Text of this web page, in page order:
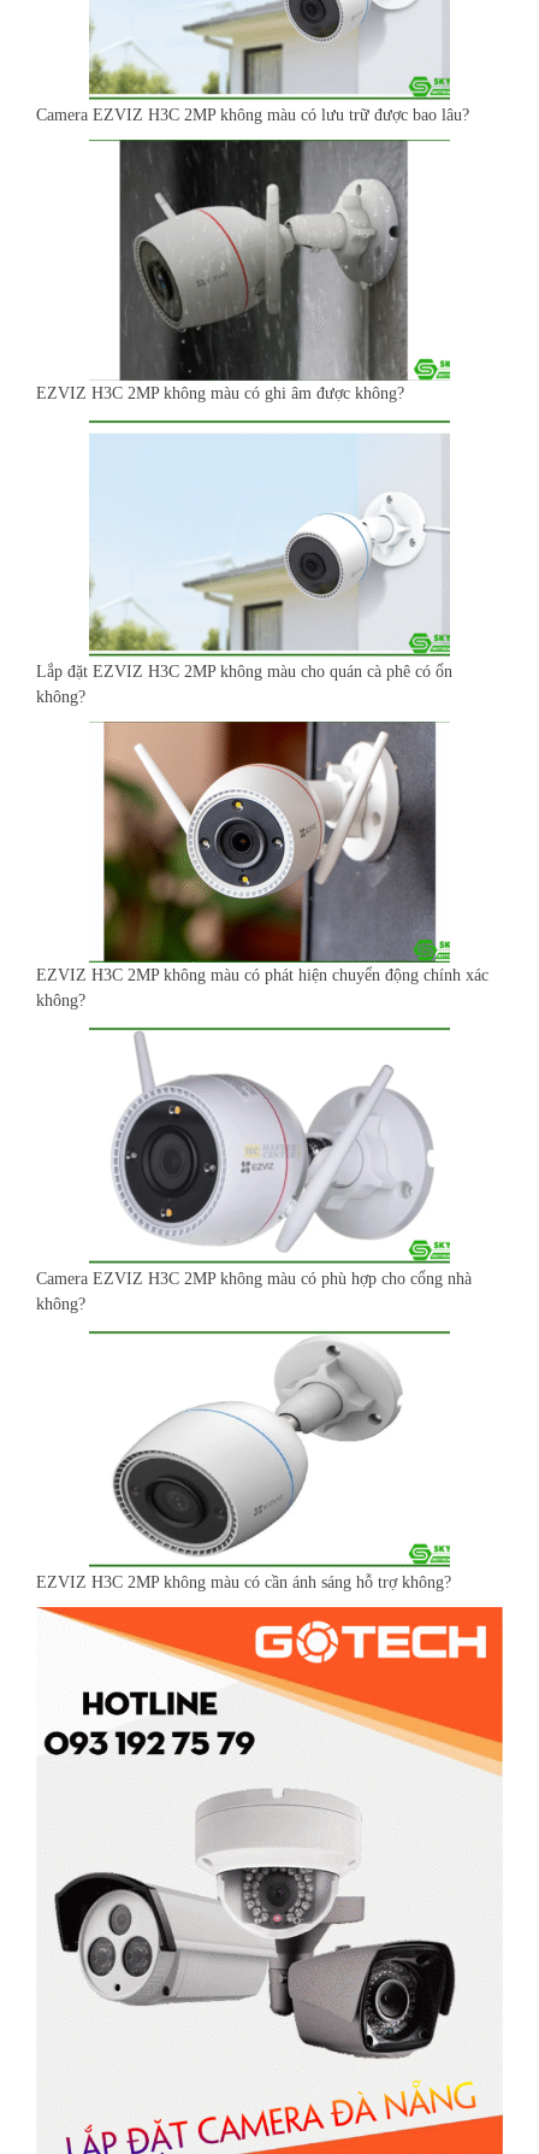
Camera EZVIZ H3C 2MP không màu có lưu trữ được bao lâu?
EZVIZ H3C 2MP không màu có ghi âm được không?
Lắp đặt EZVIZ H3C 2MP không màu cho quán cà phê có ổn
không?
EZVIZ H3C 2MP không màu có phát hiện chuyển động chính xác
không?
Camera EZVIZ H3C 2MP không màu có phù hợp cho cổng nhà
không?
EZVIZ H3C 2MP không màu có cần ánh sáng hỗ trợ không?